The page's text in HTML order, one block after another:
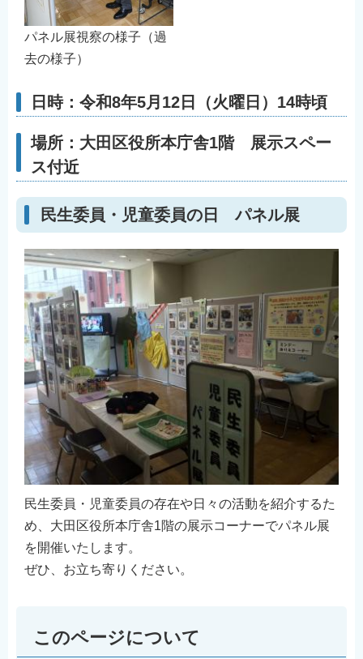
パネル展視察の様子（過
去の様子）
日時：令和8年5月12日（火曜日）14時頃
場所：大田区役所本庁舎1階 展示スペー
ス付近
民生委員・児童委員の日 パネル展
民生委員・児童委員の存在や日々の活動を紹介するた
め、大田区役所本庁舎1階の展示コーナーでパネル展
を開催いたします。
ぜひ、お立ち寄りください。
このページについて
한국어